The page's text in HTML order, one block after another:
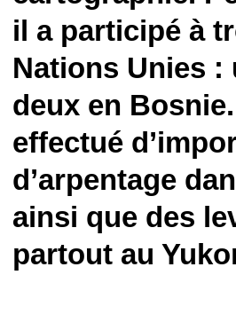
il a participé à
Nations Unies :
deux en
effectué
d’arpentage
ainsi que des
partout au